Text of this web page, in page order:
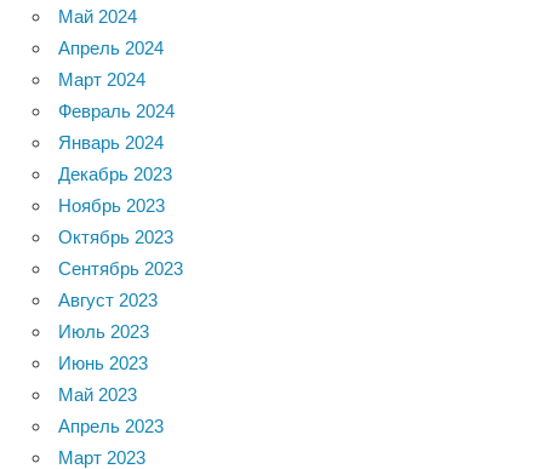
Май 2024
Апрель 2024
Март 2024
Февраль 2024
Январь 2024
Декабрь 2023
Ноябрь 2023
Октябрь 2023
Сентябрь 2023
Август 2023
Июль 2023
Июнь 2023
Май 2023
Апрель 2023
Март 2023